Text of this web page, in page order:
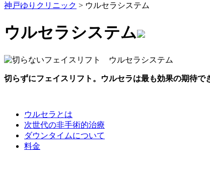
神戸ゆりクリニック > ウルセラシステム
ウルセラシステム
切らずにフェイスリフト。ウルセラは最も効果の期待で
ウルセラとは
次世代の非手術的治療
ダウンタイムについて
料金